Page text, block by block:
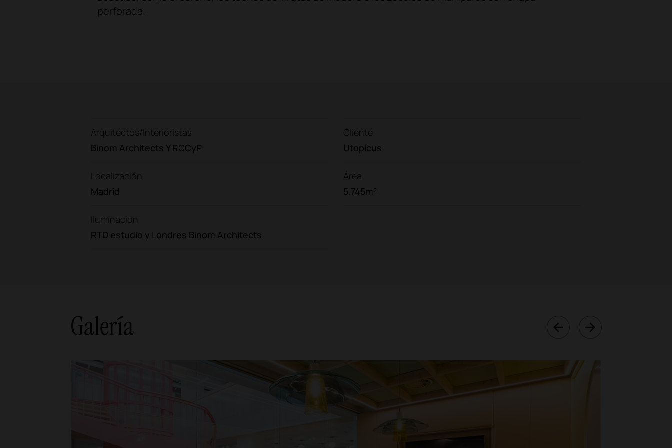
perforada.
Arquitectos/Interioristas
Binom Architects Y RCCyP
Localización
Madrid
Iluminación
RTD estudio y Londres Binom Architects
Cliente
Utopicus
Área
5.745m²
Galería